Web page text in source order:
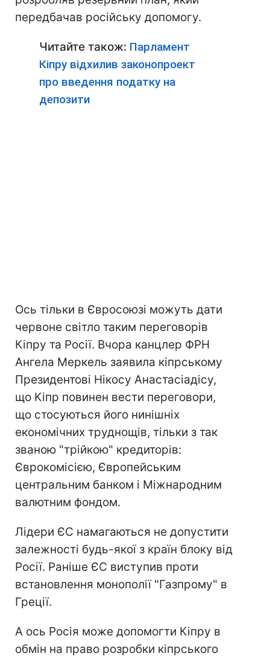
передбачав російську допомогу.
Читайте також: Парламент
Кіпру відхилив законопроект
про введення податку на
депозити
Ось тільки в Євросоюзі можуть дати
червоне світло таким переговорів
Кіпру та Росії. Вчора канцлер ФРН
Ангела Меркель заявила кіпрському
Президентові Нікосу Анастасіадісу,
що Кіпр повинен вести переговори,
що стосуються його нинішніх
економічних труднощів, тільки з так
званою "трійкою" кредиторів:
Єврокомісією, Європейським
центральним банком і Міжнародним
валютним фондом.
Лідери ЄС намагаються не допустити
залежності будь-якої з країн блоку від
Росії. Раніше ЄС виступив проти
встановлення монополії "Газпрому" в
Греції.
А ось Росія може допомогти Кіпру в
обмін на право розробки кіпрського